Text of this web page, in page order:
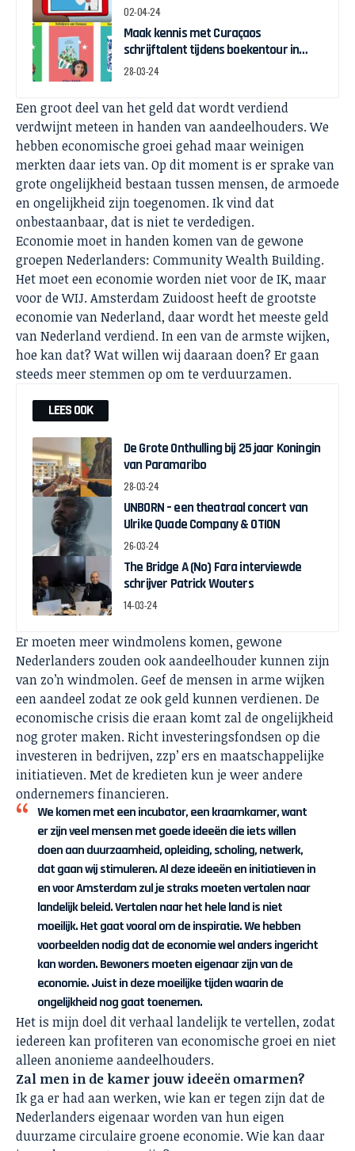
02-04-24
Maak kennis met Curaçaos
schrijftalent tijdens boekentour in
april
28-03-24
Een groot deel van het geld dat wordt verdiend
verdwijnt meteen in handen van aandeelhouders. We
hebben economische groei gehad maar weinigen
merkten daar iets van. Op dit moment is er sprake van
grote ongelijkheid bestaan tussen mensen, de armoede
en ongelijkheid zijn toegenomen. Ik vind dat
onbestaanbaar, dat is niet te verdedigen.
Economie moet in handen komen van de gewone
groepen Nederlanders: Community Wealth Building.
Het moet een economie worden niet voor de IK, maar
voor de WIJ. Amsterdam Zuidoost heeft de grootste
economie van Nederland, daar wordt het meeste geld
van Nederland verdiend. In een van de armste wijken,
hoe kan dat? Wat willen wij daaraan doen? Er gaan
steeds meer stemmen op om te verduurzamen.
LEES OOK
De Grote Onthulling bij 25 jaar Koningin
van Paramaribo
28-03-24
UNBORN – een theatraal concert van
Ulrike Quade Company & OTION
26-03-24
The Bridge A (No) Fara interviewde
schrijver Patrick Wouters
14-03-24
Er moeten meer windmolens komen, gewone
Nederlanders zouden ook aandeelhouder kunnen zijn
van zo’n windmolen. Geef de mensen in arme wijken
een aandeel zodat ze ook geld kunnen verdienen. De
economische crisis die eraan komt zal de ongelijkheid
nog groter maken. Richt investeringsfondsen op die
investeren in bedrijven, zzp’ ers en maatschappelijke
initiatieven. Met de kredieten kun je weer andere
ondernemers financieren.
We komen met een incubator, een kraamkamer, want
er zijn veel mensen met goede ideeën die iets willen
doen aan duurzaamheid, opleiding, scholing, netwerk,
dat gaan wij stimuleren. Al deze ideeën en initiatieven in
en voor Amsterdam zul je straks moeten vertalen naar
landelijk beleid. Vertalen naar het hele land is niet
moeilijk. Het gaat vooral om de inspiratie. We hebben
voorbeelden nodig dat de economie wel anders ingericht
kan worden. Bewoners moeten eigenaar zijn van de
economie. Juist in deze moeilijke tijden waarin de
ongelijkheid nog gaat toenemen.
Het is mijn doel dit verhaal landelijk te vertellen, zodat
iedereen kan profiteren van economische groei en niet
alleen anonieme aandeelhouders.
Zal men in de kamer jouw ideeën omarmen?
Ik ga er had aan werken, wie kan er tegen zijn dat de
Nederlanders eigenaar worden van hun eigen
duurzame circulaire groene economie. Wie kan daar